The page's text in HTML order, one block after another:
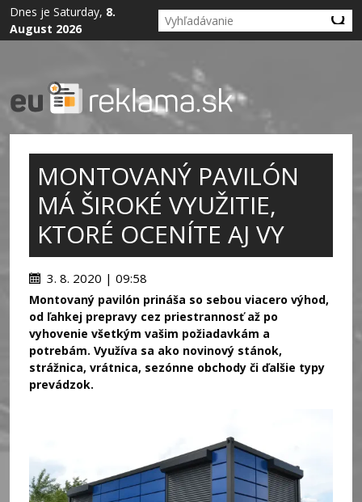
Dnes je Saturday, 8.
August 2026
MONTOVANÝ PAVILÓN
MÁ ŠIROKÉ VYUŽITIE,
KTORÉ OCENÍTE AJ VY
3. 8. 2020 | 09:58
Montovaný pavilón prináša so sebou viacero výhod,
od ľahkej prepravy cez priestrannosť až po
vyhovenie všetkým vašim požiadavkám a
potrebám. Využíva sa ako novinový stánok,
strážnica, vrátnica, sezónne obchody či ďalšie typy
prevádzok.